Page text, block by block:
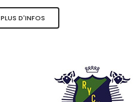
PLUS D'INFOS